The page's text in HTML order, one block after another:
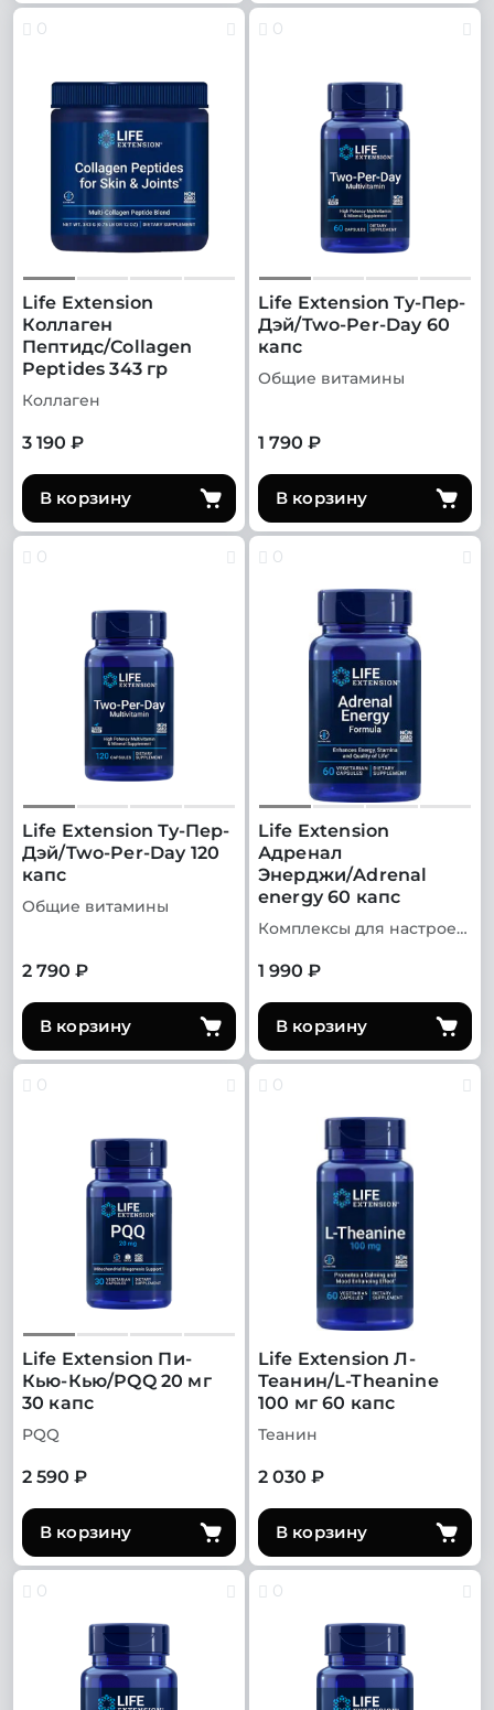
0
Life Extension
Коллаген
Пептидс/Collagen
Peptides 343 гр
Коллаген
3 190 ₽
В корзину
0
Life Extension Ту-Пер-
Дэй/Two-Per-Day 60
капс
Общие витамины
1 790 ₽
В корзину
0
Life Extension Ту-Пер-
Дэй/Two-Per-Day 120
капс
Общие витамины
2 790 ₽
В корзину
0
Life Extension
Адренал
Энерджи/Adrenal
energy 60 капс
Комплексы для настроения
1 990 ₽
В корзину
0
Life Extension Пи-
Кью-Кью/PQQ 20 мг
30 капс
PQQ
2 590 ₽
В корзину
0
Life Extension Л-
Теанин/L-Theanine
100 мг 60 капс
Теанин
2 030 ₽
В корзину
0 0